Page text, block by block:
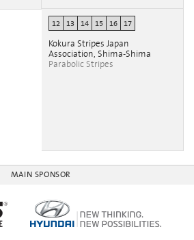
12 13 14 15 16 17
Kokura Stripes Japan
Association, Shima-Shima
Parabolic Stripes
MAIN SPONSOR